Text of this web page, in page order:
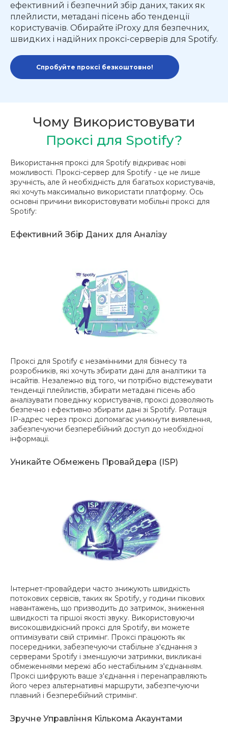
ефективний і безпечний збір даних, таких як
плейлисти, метадані пісень або тенденції
користувачів. Обирайте iProxy для безпечних,
швидких і надійних проксі-серверів для Spotify.
Спробуйте проксі безкоштовно!
Чому Використовувати
Проксі для Spotify?
Використання проксі для Spotify відкриває нові
можливості. Проксі-сервер для Spotify - це не лише
зручність, але й необхідність для багатьох користувачів,
які хочуть максимально використати платформу. Ось
основні причини використовувати мобільні проксі для
Spotify:
Ефективний Збір Даних для Аналізу
Проксі для Spotify є незамінними для бізнесу та
розробників, які хочуть збирати дані для аналітики та
інсайтів. Незалежно від того, чи потрібно відстежувати
тенденції плейлистів, збирати метадані пісень або
аналізувати поведінку користувачів, проксі дозволяють
безпечно і ефективно збирати дані зі Spotify. Ротація
IP-адрес через проксі допомагає уникнути виявлення,
забезпечуючи безперебійний доступ до необхідної
інформації.
Уникайте Обмежень Провайдера (ISP)
Інтернет-провайдери часто знижують швидкість
потокових сервісів, таких як Spotify, у години пікових
навантажень, що призводить до затримок, зниження
швидкості та гіршої якості звуку. Використовуючи
високошвидкісний проксі для Spotify, ви можете
оптимізувати свій стримінг. Проксі працюють як
посередники, забезпечуючи стабільне з'єднання з
серверами Spotify і зменшуючи затримки, викликані
обмеженнями мережі або нестабільним з'єднанням.
Проксі шифрують ваше з'єднання і перенаправляють
його через альтернативні маршрути, забезпечуючи
плавний і безперебійний стримінг.
Зручне Управління Кількома Акаунтами